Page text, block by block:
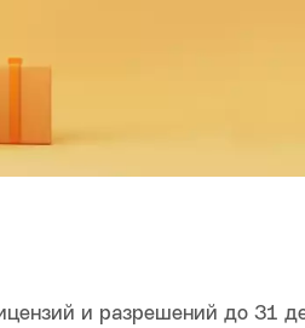
и разрешений до 31